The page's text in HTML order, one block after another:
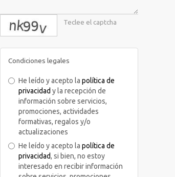
captcha
Condiciones legales
He leído y acepto la política de
privacidad y la recepción de
información sobre servicios,
promociones, actividades
formativas, regalos y/o
actualizaciones
He leído y acepto la política de
privacidad, si bien, no estoy
interesado en recibir información